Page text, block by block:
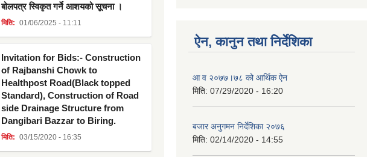
बोलपत्र स्विकृत गर्ने आशयको सूचना ।
मिति: 01/06/2025 - 11:11
Invitation for Bids:- Construction
of Rajbanshi Chowk to
Healthpost Road(Black topped
Standard), Construction of Road
side Drainage Structure from
Dangibari Bazzar to Biring.
मिति: 03/15/2020 - 16:35
ऐन, कानुन तथा निर्देशिका
आ व २०७७।७८ को आर्थिक ऐन
मिति: 07/29/2020 - 16:20
बजार अनुगमन निर्देशिका २०७६
मिति: 02/14/2020 - 14:55